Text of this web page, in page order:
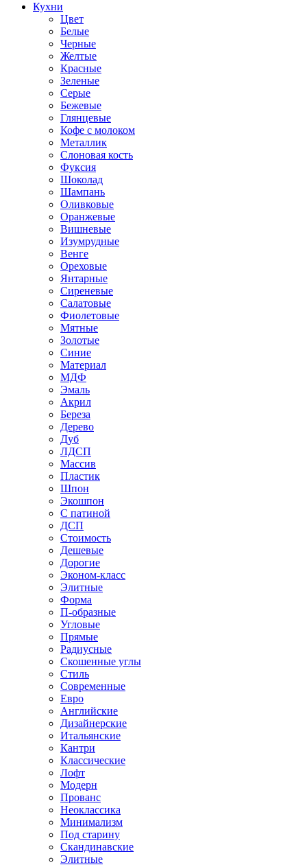
Кухни
Цвет
Белые
Черные
Желтые
Красные
Зеленые
Серые
Бежевые
Глянцевые
Кофе с молоком
Металлик
Слоновая кость
Фуксия
Шоколад
Шампань
Оливковые
Оранжевые
Вишневые
Изумрудные
Венге
Ореховые
Янтарные
Сиреневые
Салатовые
Фиолетовые
Мятные
Золотые
Синие
Материал
МДФ
Эмаль
Акрил
Береза
Дерево
Дуб
ЛДСП
Массив
Пластик
Шпон
Экошпон
С патиной
ДСП
Стоимость
Дешевые
Дорогие
Эконом-класс
Элитные
Форма
П-образные
Угловые
Прямые
Радиусные
Скошенные углы
Стиль
Современные
Евро
Английские
Дизайнерские
Итальянские
Кантри
Классические
Лофт
Модерн
Прованс
Неоклассика
Минимализм
Под старину
Скандинавские
Элитные